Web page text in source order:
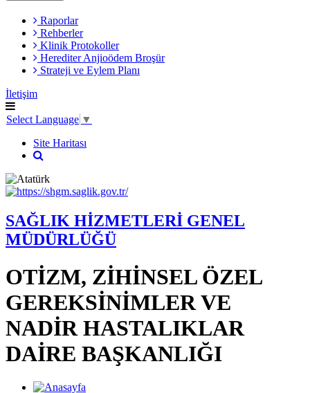
Raporlar
Rehberler
Klinik Protokoller
Herediter Anjioödem Broşür
Strateji ve Eylem Planı
İletişim
Select Language ▼
Site Haritası
SAĞLIK HİZMETLERİ GENEL
MÜDÜRLÜĞÜ
OTİZM, ZİHİNSEL ÖZEL
GEREKSİNİMLER VE
NADİR HASTALIKLAR
DAİRE BAŞKANLIĞI